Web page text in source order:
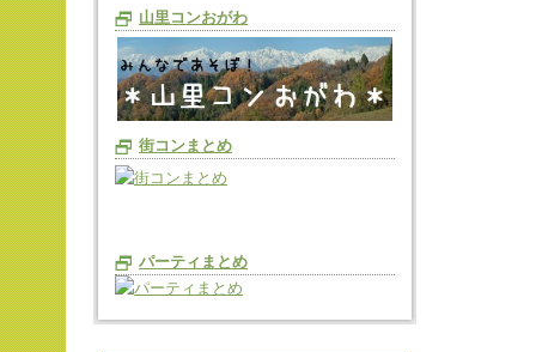
山里コンおがわ
街コンまとめ
パーティまとめ